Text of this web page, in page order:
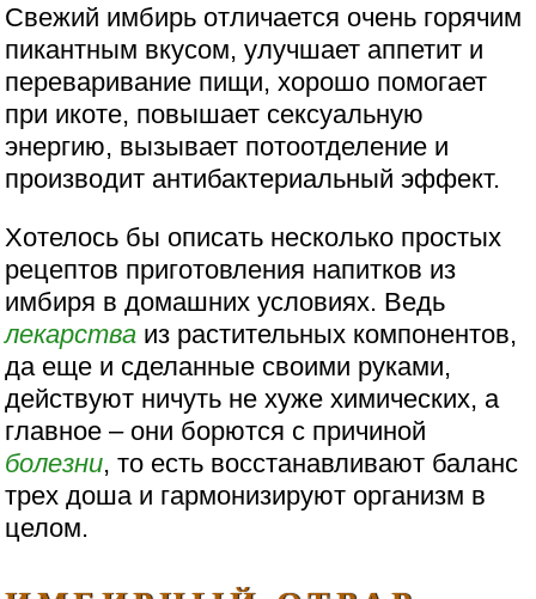
Свежий имбирь отличается очень горячим
пикантным вкусом, улучшает аппетит и
переваривание пищи, хорошо помогает
при икоте, повышает сексуальную
энергию, вызывает потоотделение и
производит антибактериальный эффект.
Хотелось бы описать несколько простых
рецептов приготовления напитков из
имбиря в домашних условиях. Ведь
лекарства из растительных компонентов,
да еще и сделанные своими руками,
действуют ничуть не хуже химических, а
главное – они борются с причиной
болезни, то есть восстанавливают баланс
трех доша и гармонизируют организм в
целом.